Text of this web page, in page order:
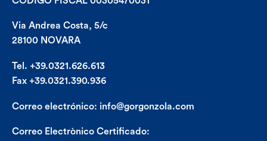
Via Andrea Costa, 5/c
28100 NOVARA
Tel. +39.0321.626.613
Fax +39.0321.390.936
Correo electrónico: info@gorgonzola.com
Correo Electrònico Certificado: